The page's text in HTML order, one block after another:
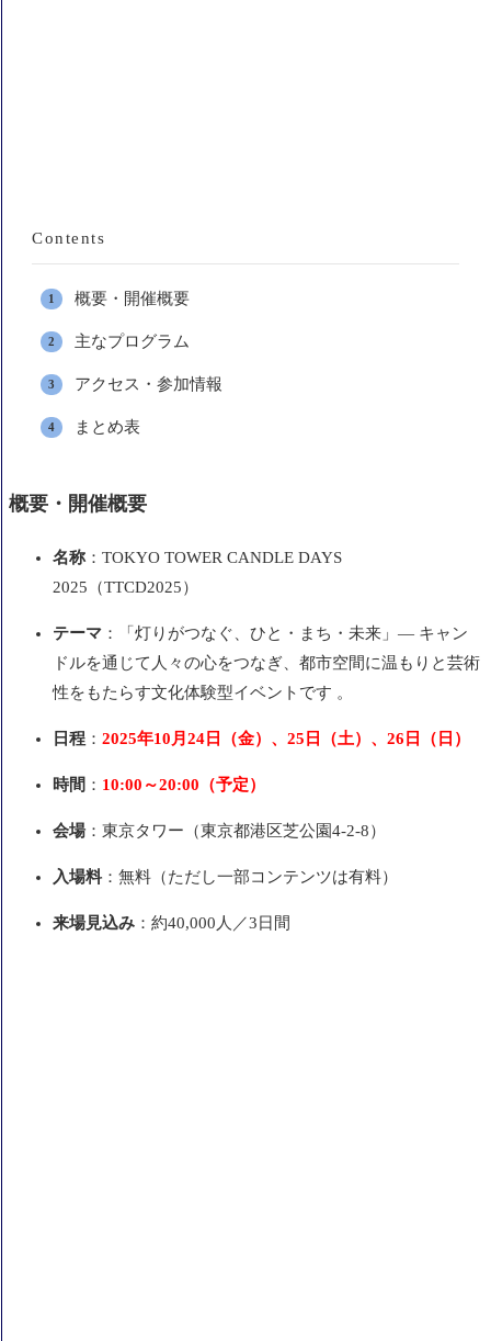
Contents
概要・開催概要
主なプログラム
アクセス・参加情報
まとめ表
概要・開催概要
名称：TOKYO TOWER CANDLE DAYS
2025（TTCD2025）
テーマ ：「灯りがつなぐ、ひと・まち・未来」— キャン
ドルを通じて人々の心をつなぎ、都市空間に温もりと芸術
性をもたらす文化体験型イベントです 。
日程 ： 2025年10月24日（金）、25日（土）、26日（日）
時間 ： 10:00～20:00（予定）
会場：東京タワー（東京都港区芝公園4-2-8）
入場料 ：無料（ただし一部コンテンツは有料）
来場見込み ：約40,000人／3日間